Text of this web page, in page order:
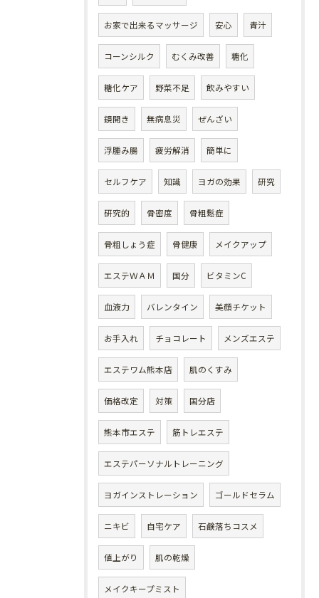
お家で出来るマッサージ 安心 青汁
コーンシルク むくみ改善 糖化
糖化ケア 野菜不足 飲みやすい
鏡開き 無病息災 ぜんざい
浮腫み腸 疲労解消 簡単に
セルフケア 知識 ヨガの効果 研究
研究的 骨密度 骨粗鬆症
骨粗しょう症 骨健康 メイクアップ
エステＷＡＭ 国分 ビタミンC
血液力 バレンタイン 美顔チケット
お手入れ チョコレート メンズエステ
エステワム熊本店 肌のくすみ
価格改定 対策 国分店
熊本市エステ 筋トレエステ
エステパーソナルトレーニング
ヨガインストレーション ゴールドセラム
ニキビ 自宅ケア 石鹸落ちコスメ
値上がり 肌の乾燥
メイクキープミスト